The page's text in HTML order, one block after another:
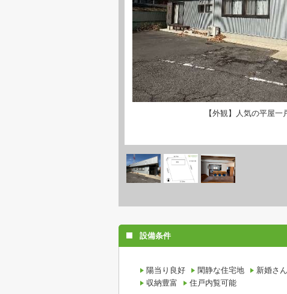
【外観】人気の平屋
設備条件
陽当り良好 閑静な住宅地 新婚さ
収納豊富
住戸内覧可能